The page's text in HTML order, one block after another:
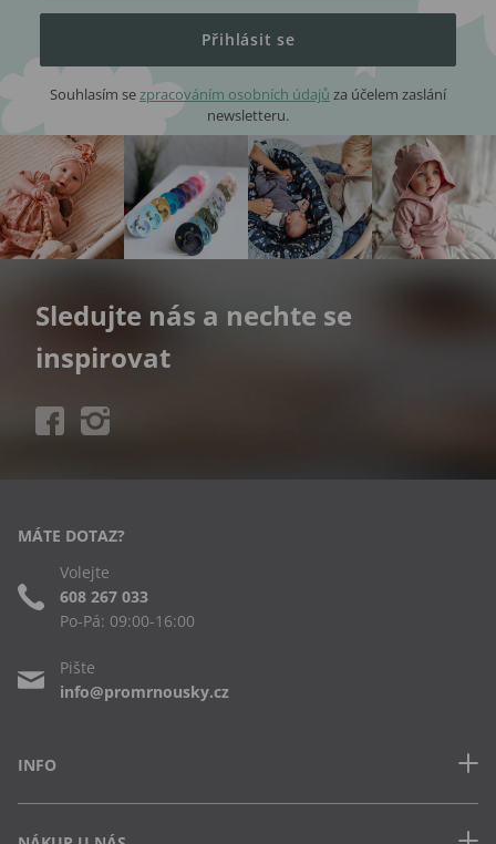
Přihlásit se
Souhlasím sezpracováním osobních údajů za účelem zaslání
newsletteru.
Sledujte nás a nechte se
inspirovat
INFO
MÁTE DOTAZ?
Volejte
608 267 033
Po-Pá: 09:00-16:00
Pište
info@promrnousky.cz